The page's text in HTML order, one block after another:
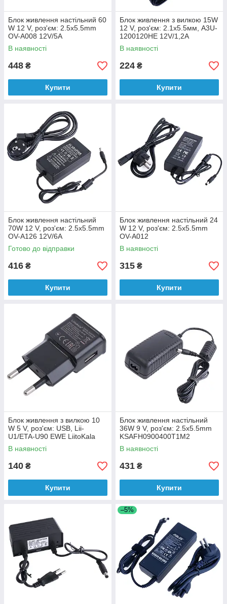
Блок живлення настільний 60
W 12 V, роз'єм: 2.5x5.5mm
OV-A008 12V/5A
В наявності
448 ₴
Купити
Блок живлення з вилкою 15W
12 V, роз'єм: 2.1x5.5мм, A3U-
1200120HE 12V/1,2А
В наявності
224 ₴
Купити
Блок живлення настільний
70W 12 V, роз'єм: 2.5x5.5mm
OV-A126 12V/6A
Готово до відправки
416 ₴
Купити
Блок живлення настільний 24
W 12 V, роз'єм: 2.5x5.5mm
OV-A012
В наявності
315 ₴
Купити
Блок живлення з вилкою 10
W 5 V, роз'єм: USB, Lii-
U1/ETA-U90 EWE LiitoKala
В наявності
140 ₴
Купити
Блок живлення настільний
36W 9 V, роз'єм: 2.5x5.5mm
KSAFH0900400T1M2
В наявності
431 ₴
Купити
–5%